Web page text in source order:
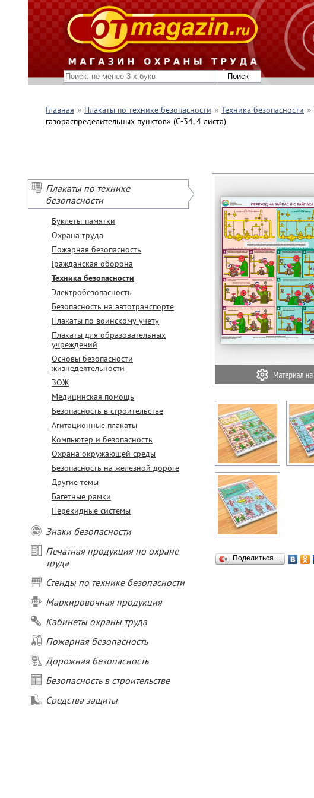
Главная Плакаты по технике безопасности Техника безопасности
газораспределительных пунктов» (С-34, 4 листа)
Плакаты по технике
безопасности
Буклеты-памятки
Охрана труда
Пожарная безопасность
Гражданская оборона
Техника безопасности
Электробезопасность
Безопасность на автотранспорте
Плакаты по воинскому учету
Плакаты для образовательных
учреждений
Основы безопасности
жизнедеятельности
ЗОЖ
Медицинская помощь
Безопасность в строительстве
Агитационные плакаты
Компьютер и безопасность
Охрана окружающей среды
Безопасность на железной дороге
Другие темы
Багетные рамки
Перекидные системы
Знаки безопасности
Печатная продукция по охране
труда
Стенды по технике безопасности
Маркировочная продукция
Кабинеты охраны труда
Пожарная безопасность
Дорожная безопасность
Безопасность в строительстве
Средства защиты
Поделиться…